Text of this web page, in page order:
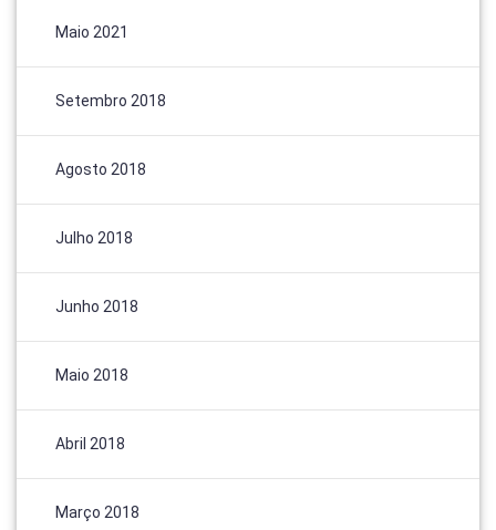
Maio 2021
Setembro 2018
Agosto 2018
Julho 2018
Junho 2018
Maio 2018
Abril 2018
Março 2018